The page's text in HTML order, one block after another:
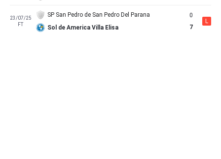
23/07/25
FT
SP San Pedro de San Pedro Del Parana
Sol de America Villa Elisa
0
7
L